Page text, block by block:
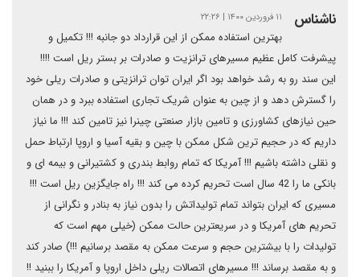
ناشناس ۱۱ فروردین ۱۴۰۰ | ۲۲:۲۶
بهترین استفاده ممکن از این قرارداد دو جانبه !!! تکمیل و
پیشرفت کامل عظیم مسیرهای ترانزیت و صادرات بر بستر ریل است !!!!
این سند رو به رشد خواهد بود اگر ایران توان ترانزیتی و صادرات ریلی خود
را گسترش دهد و از چین به عنوان شریک تجاری استفاده ببرد و در همان
حین نیازهای کشاورزی و تامین بازار صنعتی چینرا نیز تامین کند !!! ما نیاز
داریم که در حجیم ترین شکل ممکن با چین و بقیه آسیا و اروپا ارتباط حمل
و نقلی داشته باشیم !!! آمریکا که تمام روابط بندری و کشتیرانی و بیمه ای و
بانکی ما را 42 سال است تحریم کرده می کند !!! راه جایگزین ریل است !!!
مسیری که ایران بتواند تمام تولیداتش را بدون نیاز به بنادر و نگرانی از
تحریم های آمریکا و در سریعترین حالت ممکن (خیلی مهم است که
تولیدات را با بیشترین حجم و سرعت ممکن به مقصد برسانیم !!!) صادر کند
و به مقصد برساند !!! مسیرهای اتصالات ریلی داخل اروپا و آمریکا را ببنید !!